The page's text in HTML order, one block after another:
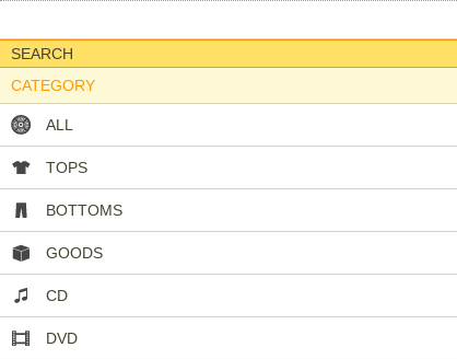
SEARCH
CATEGORY
ALL
TOPS
BOTTOMS
GOODS
CD
DVD